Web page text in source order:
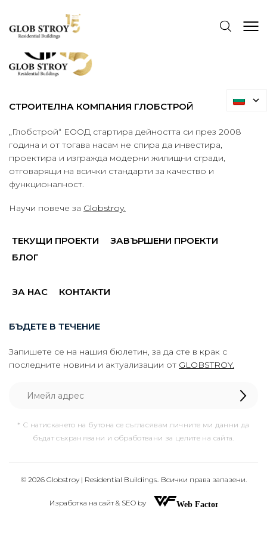
СТРОИТЕЛНА КОМПАНИЯ ГЛОБСТРОЙ
„Глобстрой“ ЕООД стартира дейността си през 2008
година и от тогава насам не спира да инвестира,
проектира и изгражда модерни жилищни сгради,
отговарящи на всички стандарти за качество и
функционалност.
Научи повече за Globstroy.
ТЕКУЩИ ПРОЕКТИ
ЗАВЪРШЕНИ ПРОЕКТИ
БЛОГ
ЗА НАС КОНТАКТИ
БЪДЕТЕ В ТЕЧЕНИЕ
Запишете се на нашия бюлетин, за да сте в крак с
последните новини и актуализации от GLOBSTROY.
* С натискането на бутона се съгласявам личните ми данни да
бъдат съхранявани и обработвани за целите на сайта.
© 2026 Globstroy | Residential Buildings.. Всички права запазени.
Изработка на сайт & SEO by